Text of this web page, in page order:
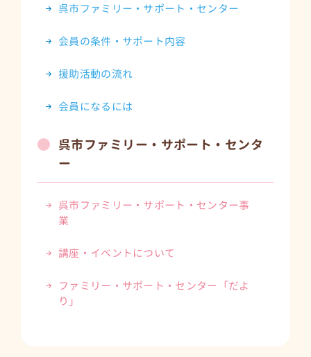
呉市ファミリー・サポート・センター
会員の条件・サポート内容
援助活動の流れ
会員になるには
呉市ファミリー・サポート・センタ
ー
呉市ファミリー・サポート・センター事
業
講座・イベントについて
ファミリー・サポート・センター「だよ
り」